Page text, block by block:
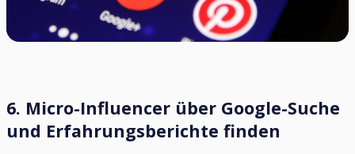
6. Micro-Influencer über Google-Suche
und Erfahrungsberichte finden